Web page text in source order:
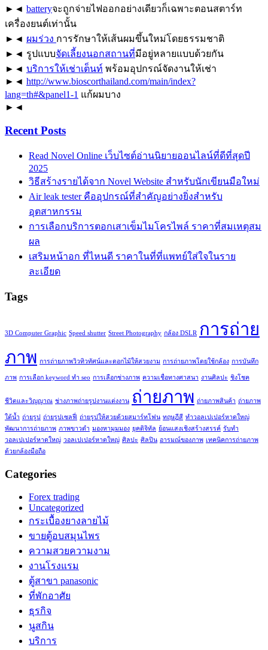
►◄ batteryจะถูกจ่ายไฟออกอย่างเดียวก็เฉพาะตอนสตาร์ท
เครื่องยนต์เท่านั้น
►◄ ผมร่วง การรักษาให้เส้นผมขึ้นใหม่โดยธรรมชาติ
►◄ รูปแบบจัดเลี้ยงนอกสถานที่มีอยู่หลายแบบด้วยกัน
►◄ บริการให้เช่าเต็นท์ พร้อมอุปกรณ์จัดงานให้เช่า
►◄ http://www.bioscorthailand.com/main/index?
lang=th#&panel1-1 แก้ผมบาง
►◄
Recent Posts
Read Novel Online เว็บไซต์อ่านนิยายออนไลน์ที่ดีที่สุดปี
2025
วิธีสร้างรายได้จาก Novel Website สำหรับนักเขียนมือใหม่
Air leak tester คืออุปกรณ์ที่สำคัญอย่างยิ่งสำหรับ
อุตสาหกรรม
การเลือกบริการตอกเสาเข็มไมโครไพล์ ราคาที่สมเหตุสม
ผล
เสริมหน้าอก ที่ไหนดี ราคาในที่ที่แพทย์ใส่ใจในราย
ละเอียด
Tags
3D Computer Graphic Speed shutter Street Photography กล้อง DSLR
การถ่าย
ภาพ การถ่ายภาพวิวทิวทัศน์และดอกไม้ให้สวยงาม การถ่ายภาพโดยใช้กล้อง การบันทึก
ภาพ การเลือก keyword ทำ seo การเลือกช่างภาพ ความเชื่อทางศาสนา งานศิลปะ ชิงโชค
ชีวิตและวิญญาณ ช่างภาพถ่ายรูปงานแต่งงาน ถ่ายภาพ ถ่ายภาพสินค้า ถ่ายภาพ
ใต้น้ำ ถ่ายรูป ถ่ายรูปเซลฟี่ ถ่ายรูปให้สวยด้วยสมาร์ทโฟน ทฤษฎีสี ทำวอลเปเปอร์หาดใหญ่
พัฒนาการถ่ายภาพ ภาพขาวดำ มองหามุมมอง ยุคดิจิทัล ย้อนแสงเชิงสร้างสรรค์ รับทำ
วอลเปเปอร์หาดใหญ่ วอลเปเปอร์หาดใหญ่ ศิลปะ ศิลปิน อารมณ์ของภาพ เทคนิคการถ่ายภาพ
ด้วยกล้องมือถือ
Categories
Forex trading
Uncategorized
กระเบื้องยางลายไม้
ขายตู้อบสมุนไพร
ความสวยความงาม
งานโรงแรม
ตู้สาขา panasonic
ที่พักอาศัย
ธุรกิจ
นูสกิน
บริการ